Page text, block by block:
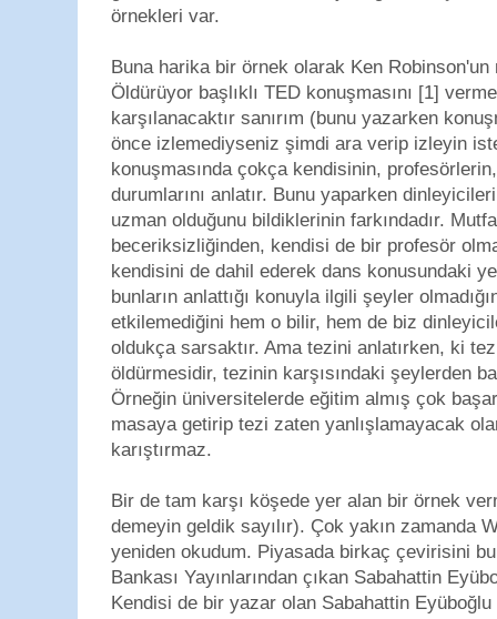
örnekleri var.
Buna harika bir örnek olarak Ken Robinson'un
Öldürüyor başlıklı TED konuşmasını [1]
karşılanacaktır sanırım (bunu yazarken
önce izlemediyseniz şimdi ara verip izleyin
konuşmasında çokça kendisinin,
durumlarını anlatır. Bunu yaparken
uzman olduğunu bildiklerinin farkındadır.
beceriksizliğinden, kendisi de bir profesör
kendisini de dahil ederek dans konusundaki
bunların anlattığı konuyla ilgili şeyler
etkilemediğini hem o bilir, hem de biz
oldukça sarsaktır. Ama tezini anlatırken, ki
öldürmesidir, tezinin karşısındaki şeylerden
Örneğin üniversitelerde eğitim almış çok
masaya getirip tezi zaten yanlışlamayacak
karıştırmaz.
Bir de tam karşı köşede yer alan bir örnek
demeyin geldik sayılır). Çok yakın zamanda
yeniden okudum. Piyasada birkaç çevirisini
Bankası Yayınlarından çıkan Sabahattin
Kendisi de bir yazar olan Sabahattin Eyüboğlu